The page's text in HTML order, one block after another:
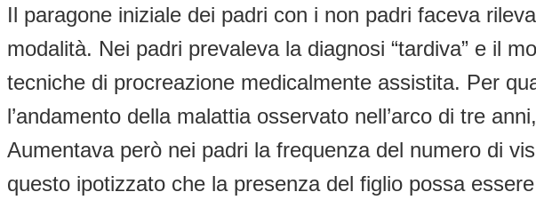
Il paragone iniziale dei padri con i non padri faceva
modalità. Nei padri prevaleva la diagnosi “tardiva” e il
tecniche di procreazione medicalmente assistita. Per
l’andamento della malattia osservato nell’arco di tre
Aumentava però nei padri la frequenza del numero di
questo ipotizzato che la presenza del figlio possa